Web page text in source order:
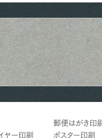
郵便はがき印刷
ヤー印刷
ポスター印刷